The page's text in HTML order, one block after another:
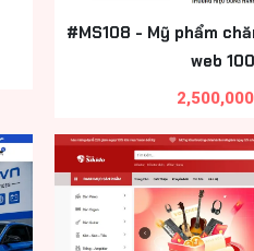
#MS108 - Mỹ phẩm
web 100